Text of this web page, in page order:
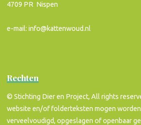
4709 PR Nispen
e-mail: info@kattenwoud.nl
Rechten
© Stichting Dier en Project, All rights
website en/of folderteksten mogen
verveelvoudigd, opgeslagen of openbaar